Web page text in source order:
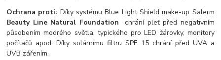
Ochrana proti: Díky systému Blue Light Shield make-up Salerm
Beauty Line Natural Foundationchrání pleť před negativním
působením modrého světla, typického pro LED žárovky, monitory
počítačů apod. Díky solárnímu filtru SPF 15 chrání před UVA a
UVB zářením.